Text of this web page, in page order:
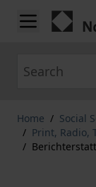
Skip to Content
Home / Social
/ Print, Radio,
/